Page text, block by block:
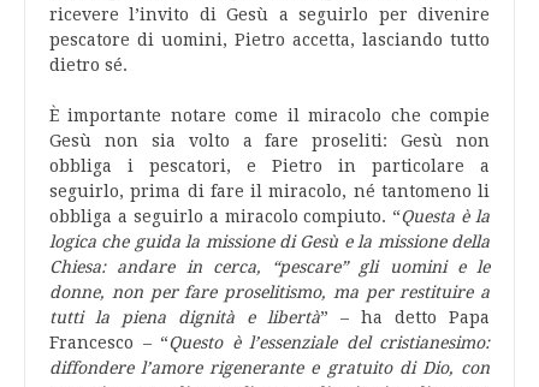
ricevere l’invito di Gesù a seguirlo per divenire
pescatore di uomini, Pietro accetta, lasciando tutto
dietro sé.
È importante notare come il miracolo che compie
Gesù non sia volto a fare proseliti: Gesù non
obbliga i pescatori, e Pietro in particolare a
seguirlo, prima di fare il miracolo, né tantomeno li
obbliga a seguirlo a miracolo compiuto. “Questa è la
logica che guida la missione di Gesù e la missione della
Chiesa: andare in cerca, “pescare” gli uomini e le
donne, non per fare proselitismo, ma per restituire a
tutti la piena dignità e libertà” – ha detto Papa
Francesco – “Questo è l’essenziale del cristianesimo:
diffondere l’amore rigenerante e gratuito di Dio, con